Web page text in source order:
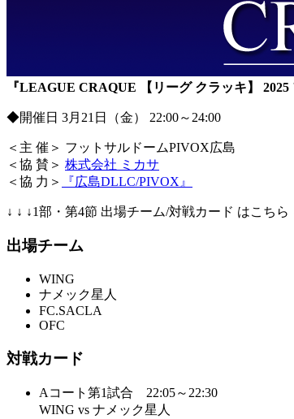
『LEAGUE CRAQUE 【リーグ クラッキ】
◆開催日 3月21日（金） 22:00～24:00
＜主 催＞ フットサルドームPIVOX広島
＜協 賛＞ 株式会社 ミカサ
＜協 力＞
『広島DLLC/PIVOX』
↓ ↓ ↓1部・第4節 出場チーム/対戦カード はこちら
出場チーム
WING
ナメック星人
FC.SACLA
OFC
対戦カード
Aコート第1試合 22:05～22:30
WING vs ナメック星人